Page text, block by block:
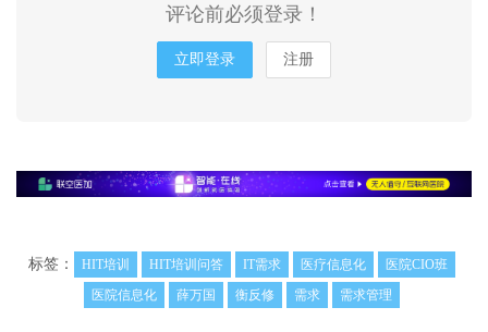
评论前必须登录！
立即登录 注册
标签： HIT培训 HIT培训问答 IT需求 医疗信息化
医院CIO班
医院信息化
薛万国 衡反修 需求 需求管理